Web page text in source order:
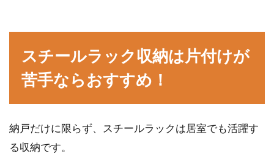
スチールラック収納は片付けが
苦手ならおすすめ！
納戸だけに限らず、スチールラックは居室でも活躍す
る収納です。